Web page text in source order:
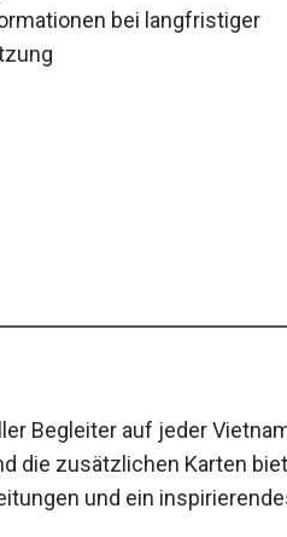
bei langfristiger
Begleiter auf jeder
die zusätzlichen Karten
und ein